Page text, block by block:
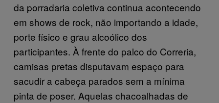
da porradaria coletiva continua acontecendo
em shows de rock, não importando a idade,
porte físico e grau alcoólico dos
participantes. À frente do palco do Correria,
camisas pretas disputavam espaço para
sacudir a cabeça parados sem a mínima
pinta de poser. Aquelas chacoalhadas de